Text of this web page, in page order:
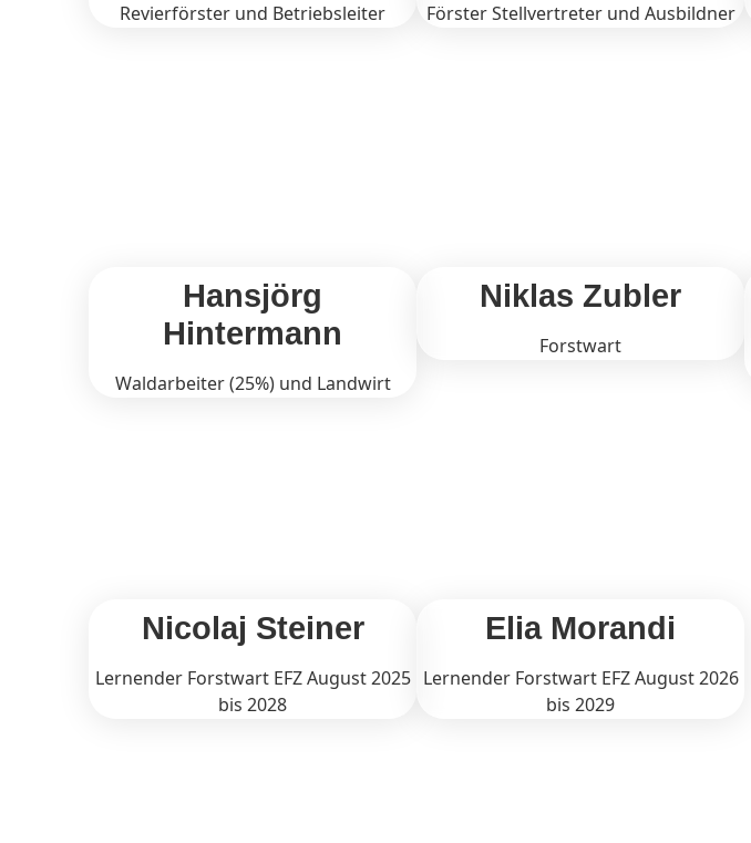
Revierförster und Betriebsleiter Förster Stellvertreter und Ausbildner
Hansjörg
Hintermann
Waldarbeiter (25%) und Landwirt
Niklas Zubler
Forstwart
Nicolaj Steiner
Lernender Forstwart EFZ August 2025
bis 2028
Elia Morandi
Lernender Forstwart EFZ August 2026
bis 2029